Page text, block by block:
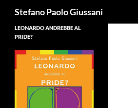
Stefano Paolo Giussani
LEONARDO ANDREBBE AL
PRIDE?